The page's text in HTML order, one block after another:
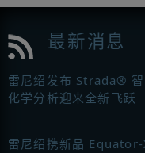
最新消息
雷尼绍发布 Strada®
化学分析迎来全新飞跃
雷尼绍携新品